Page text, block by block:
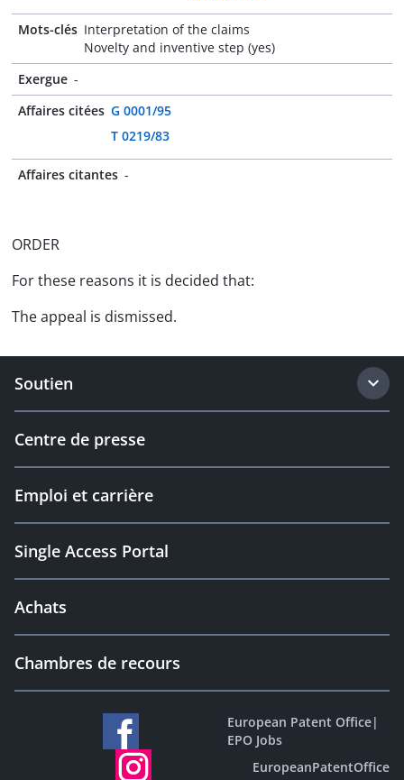
Mots-clés Interpretation of the claims
Novelty and inventive step (yes)
Exergue -
Affaires citées G 0001/95
T 0219/83
Affaires citantes -
ORDER
For these reasons it is decided that:
The appeal is dismissed.
Soutien
Centre de presse
Emploi et carrière
Single Access Portal
Achats
Chambres de recours
European Patent Office|
EPO Jobs
EuropeanPatentOffice